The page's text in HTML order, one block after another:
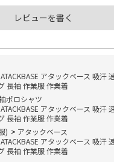
レビューを書く
アタックベース 吸汗
長袖 作業服 作業着
ポロシャツ
アタックベース 吸汗
長袖 作業服 作業着
) > アタックベース
アタックベース 吸汗
長袖 作業服 作業着